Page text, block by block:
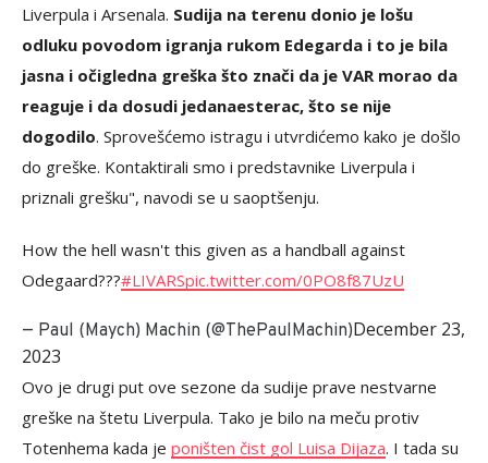
Liverpula i Arsenala. Sudija na terenu donio je lošu
odluku povodom igranja rukom Edegarda i to je bila
jasna i očigledna greška što znači da je VAR morao da
reaguje i da dosudi jedanaesterac, što se nije
dogodilo. Sprovešćemo istragu i utvrdićemo kako je došlo
do greške. Kontaktirali smo i predstavnike Liverpula i
priznali grešku", navodi se u saoptšenju.
How the hell wasn't this given as a handball against
Odegaard???#LIVARSpic.twitter.com/0PO8f87UzU
— Paul (Maych) Machin (@ThePaulMachin)December 23,
2023
Ovo je drugi put ove sezone da sudije prave nestvarne
greške na štetu Liverpula. Tako je bilo na meču protiv
Totenhema kada je poništen čist gol Luisa Dijaza. I tada su